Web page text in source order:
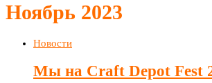
Ноябрь 2023
Новости
Мы на Craft Depot Fest